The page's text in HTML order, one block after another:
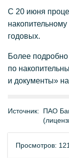
С 20 июня
накопительному
годовых.
Более
по
и документы»
Источник:
ПАО
Просмотров: